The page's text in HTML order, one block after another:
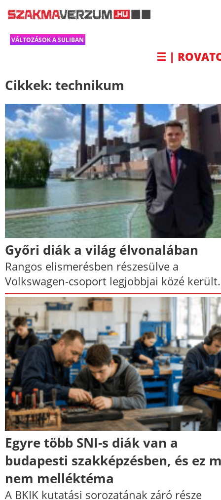
VÁLTOZÁSOK A SULIBAN
☰ |
Cikkek: technikum
Győri diák a világ élvonalában
Rangos elismerésben részesülve a
Volkswagen-csoport legjobbjai közé került.
Egyre több SNI-s diák van a
budapesti szakképzésben, és ez
nem melléktéma
A BKIK kutatási sorozatának záró része